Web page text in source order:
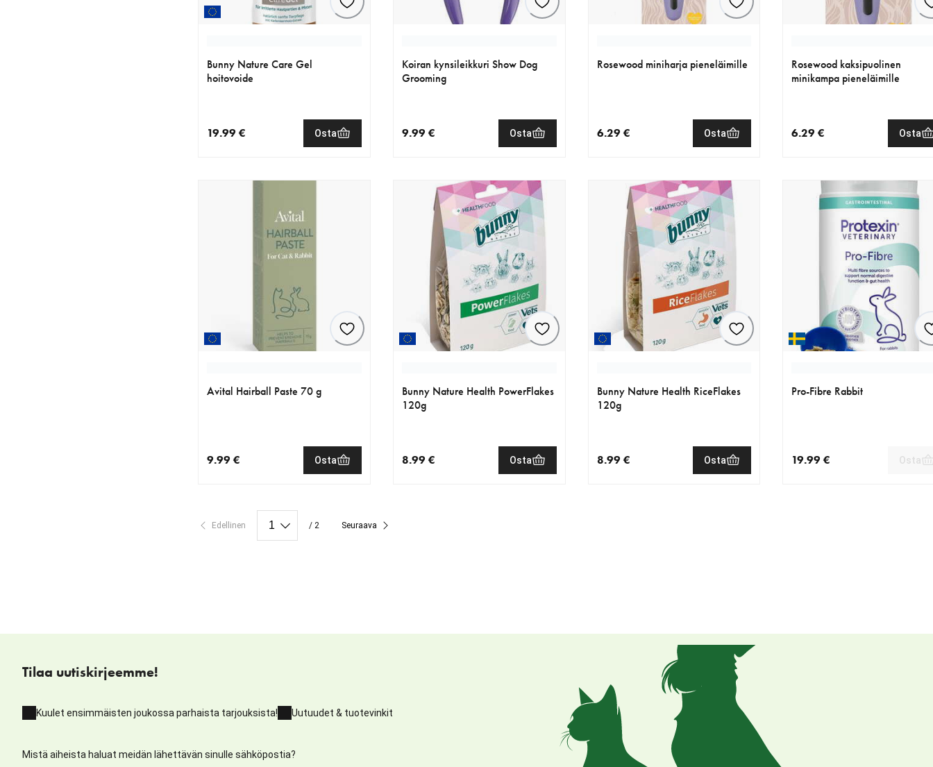
Bunny Nature Care Gel
hoitovoide
19.99 € Osta
Koiran kynsileikkuri Show Dog
Grooming
9.99 € Osta
Rosewood miniharja pieneläimille
6.29 € Osta
Rosewood kaksipuolinen
minikampa pieneläimille
6.29 € Osta
Avital Hairball Paste 70 g
9.99 € Osta
Bunny Nature Health PowerFlakes
120g
8.99 € Osta
Bunny Nature Health RiceFlakes
120g
8.99 € Osta
Pro-Fibre Rabbit
19.99 € Osta
Edellinen / 2 Seuraava
Tilaa uutiskirjeemme!
Kuulet ensimmäisten joukossa parhaista tarjouksista! Uutuudet & tuotevinkit
Mistä aiheista haluat meidän lähettävän sinulle sähköpostia?